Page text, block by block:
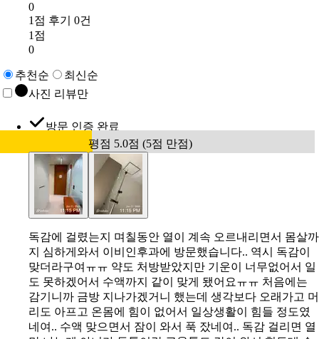
0
1점 후기 0건
1점
0
추천순
최신순
사진 리뷰만
방문 인증 완료
평점 5.0점 (5점 만점)
독감에 걸렸는지 며칠동안 열이 계속 오르내리면서 몸살까
지 심하게와서 이비인후과에 방문했습니다.. 역시 독감이
맞더라구여ㅠㅠ 약도 처방받았지만 기운이 너무없어서 일
도 못하겠어서 수액까지 같이 맞게 됐어요ㅠㅠ 처음에는
감기니까 금방 지나가겠거니 했는데 생각보다 오래가고 머
리도 아프고 온몸에 힘이 없어서 일상생활이 힘들 정도였
네여.. 수액 맞으면서 잠이 와서 푹 잤네여.. 독감 걸리면 열